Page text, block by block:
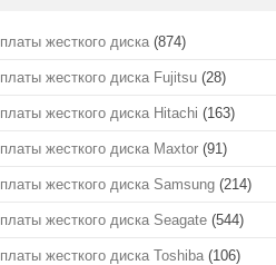
платы жесткого диска (874)
платы жесткого диска Fujitsu (28)
платы жесткого диска Hitachi (163)
платы жесткого диска Maxtor (91)
платы жесткого диска Samsung (214)
платы жесткого диска Seagate (544)
платы жесткого диска Toshiba (106)